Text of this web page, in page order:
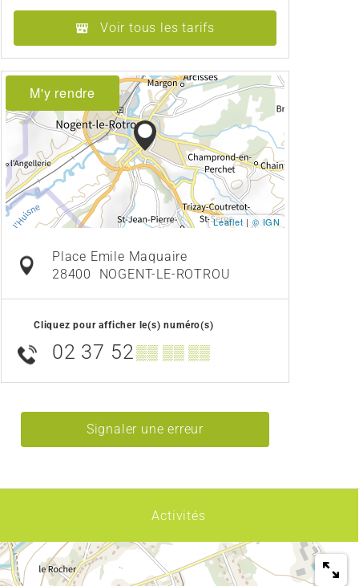
Voir tous les tarifs
M'y rendre
Leaflet |© IGN
Place Emile Maquaire
28400
NOGENT-LE-ROTROU
Cliquez pour afficher le(s) numéro(s)
02 37 52 ▒▒ ▒▒ ▒▒
Signaler une erreur
Activités